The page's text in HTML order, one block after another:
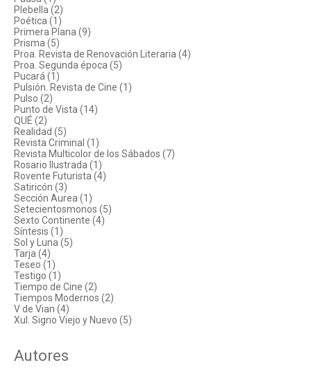
Plebella (2)
Poética (1)
Primera Plana (9)
Prisma (5)
Proa. Revista de Renovación Literaria (4)
Proa. Segunda época (5)
Pucará (1)
Pulsión. Revista de Cine (1)
Pulso (2)
Punto de Vista (14)
QUÉ (2)
Realidad (5)
Revista Criminal (1)
Revista Multicolor de los Sábados (7)
Rosario Ilustrada (1)
Rovente Futurista (4)
Satiricón (3)
Sección Aurea (1)
Setecientosmonos (5)
Sexto Continente (4)
Síntesis (1)
Sol y Luna (5)
Tarja (4)
Teseo (1)
Testigo (1)
Tiempo de Cine (2)
Tiempos Modernos (2)
V de Vian (4)
Xul. Signo Viejo y Nuevo (5)
Autores